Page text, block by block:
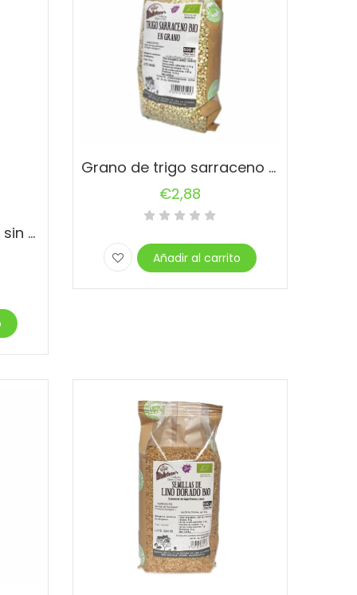
Copos de avena finos sin gluten Bio – 1kg
Grano de trigo sarraceno sin gluten Bio – 500gr
€2,88
Añadir al carrito